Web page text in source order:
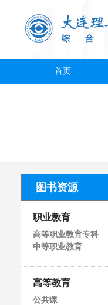
首页
职业教育
高等职业教育专科
中等职业教育
高等教育
公共课